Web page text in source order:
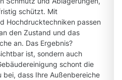
schützt. Mit
Hochdrucktechniken passen
den Zustand und das
an. Das Ergebnis?
ist, sondern auch
schont die
dass Ihre Außenbereiche